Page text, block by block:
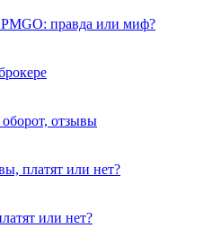
правда или миф?
отзывы
платят или нет?
или нет?